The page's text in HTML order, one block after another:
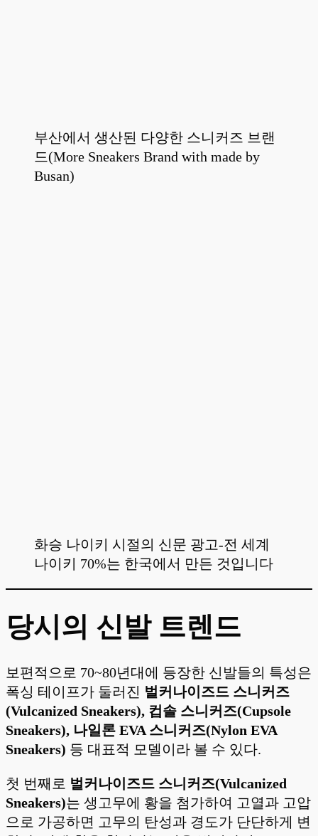
부산에서 생산된 다양한 스니커즈 브랜
드(More Sneakers Brand with made by
Busan)
화승 나이키 시절의 신문 광고-전 세계
나이키 70%는 한국에서 만든 것입니다
당시의 신발 트렌드
보편적으로 70~80년대에 등장한 신발들의 특성은
폭싱 테이프가 둘러진 벌커나이즈드 스니커즈
(Vulcanized Sneakers), 컵솔 스니커즈(Cupsole
Sneakers), 나일론 EVA 스니커즈(Nylon EVA
Sneakers) 등 대표적 모델이라 볼 수 있다.
첫 번째로 벌커나이즈드 스니커즈(Vulcanized
Sneakers)는 생고무에 황을 첨가하여 고열과 고압
으로 가공하면 고무의 탄성과 경도가 단단하게 변